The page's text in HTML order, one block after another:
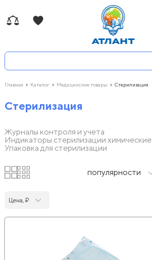
Главная Каталог Медицинские товары Стерилизация
Стерилизация
Журналы контроля и учета
Индикаторы стерилизации химические
Упаковка для стерилизации
популярности
Цена, ₽